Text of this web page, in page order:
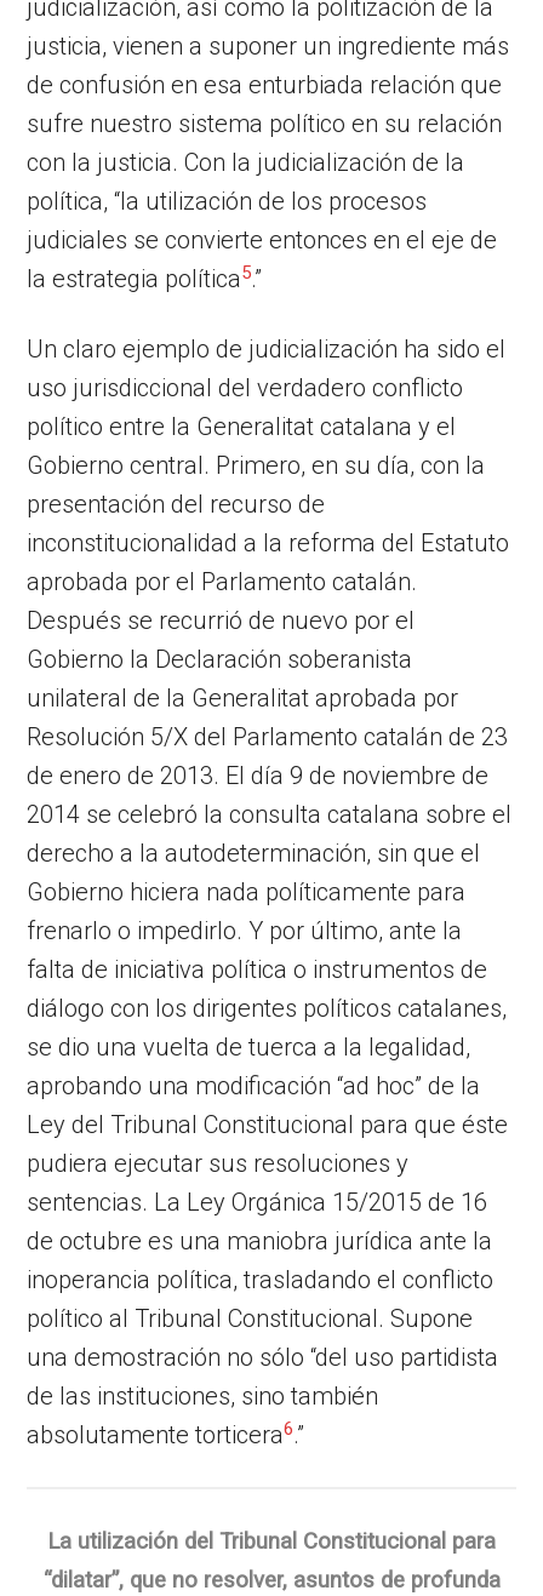
judicialización, así como la politización de la
justicia, vienen a suponer un ingrediente más
de confusión en esa enturbiada relación que
sufre nuestro sistema político en su relación
con la justicia. Con la judicialización de la
política, “la utilización de los procesos
judiciales se convierte entonces en el eje de
la estrategia política5.”
Un claro ejemplo de judicialización ha sido el
uso jurisdiccional del verdadero conflicto
político entre la Generalitat catalana y el
Gobierno central. Primero, en su día, con la
presentación del recurso de
inconstitucionalidad a la reforma del Estatuto
aprobada por el Parlamento catalán.
Después se recurrió de nuevo por el
Gobierno la Declaración soberanista
unilateral de la Generalitat aprobada por
Resolución 5/X del Parlamento catalán de 23
de enero de 2013. El día 9 de noviembre de
2014 se celebró la consulta catalana sobre el
derecho a la autodeterminación, sin que el
Gobierno hiciera nada políticamente para
frenarlo o impedirlo. Y por último, ante la
falta de iniciativa política o instrumentos de
diálogo con los dirigentes políticos catalanes,
se dio una vuelta de tuerca a la legalidad,
aprobando una modificación “ad hoc” de la
Ley del Tribunal Constitucional para que éste
pudiera ejecutar sus resoluciones y
sentencias. La Ley Orgánica 15/2015 de 16
de octubre es una maniobra jurídica ante la
inoperancia política, trasladando el conflicto
político al Tribunal Constitucional. Supone
una demostración no sólo “del uso partidista
de las instituciones, sino también
absolutamente torticera6.”
La utilización del Tribunal Constitucional para
“dilatar”, que no resolver, asuntos de profunda